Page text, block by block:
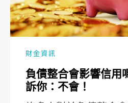
財金資訊
負債整合會影響信用
訴你：不會！